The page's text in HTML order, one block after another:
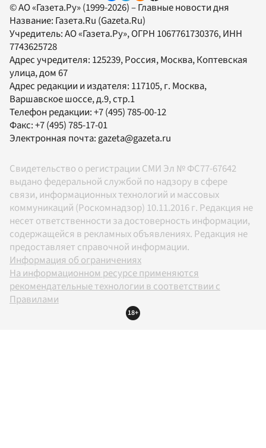
© АО «Газета.Ру» (1999-2026) – Главные новости дня
Название: Газета.Ru (Gazeta.Ru)
Учредитель:АО «Газета.Ру», ОГРН 1067761730376, ИНН
7743625728
Адрес учредителя: 125239, Россия, Москва, Коптевская
улица, дом 67
Адрес редакции и издателя: 117105, г. Москва,
Варшавское шоссе, д.9, стр.1
Телефон редакции:+7 (495) 785-00-12
Факс:+7 (495) 785-17-01
Электронная почта:gazeta@gazeta.ru
Свидетельство о регистрации СМИ Эл № ФС77-67642
выдано федеральной службой по надзору в сфере
связи, информационных технологий и массовых
коммуникаций (Роскомнадзор) 10.11.2016 г. Редакция не
несет ответственности за достоверность информации,
содержащейся в рекламных объявлениях. Редакция не
предоставляет справочной информации.
Информация об ограничениях
На информационном ресурсе применяются
рекомендательные технологии в соответствии с
Правилами
18+